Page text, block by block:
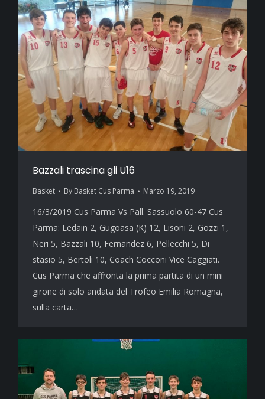
Bazzali trascina gli U16
Basket By Basket Cus Parma Marzo 19, 2019
16/3/2019 Cus Parma Vs Pall. Sassuolo 60-47 Cus
Parma: Ledain 2, Gugoasa (K) 12, Lisoni 2, Gozzi 1,
Neri 5, Bazzali 10, Fernandez 6, Pellecchi 5, Di
stasio 5, Bertoli 10, Coach Cocconi Vice Caggiati.
Cus Parma che affronta la prima partita di un mini
girone di solo andata del Trofeo Emilia Romagna,
sulla carta…